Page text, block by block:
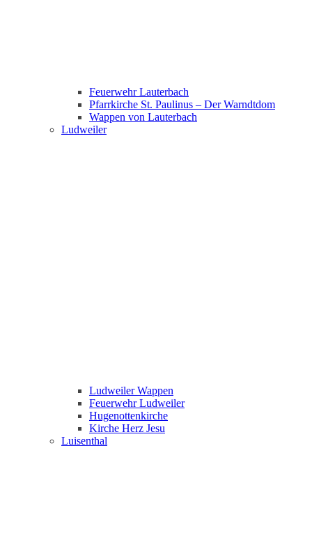
Feuerwehr Lauterbach
Pfarrkirche St. Paulinus – Der Warndtdom
Wappen von Lauterbach
Ludweiler
Ludweiler Wappen
Feuerwehr Ludweiler
Hugenottenkirche
Kirche Herz Jesu
Luisenthal